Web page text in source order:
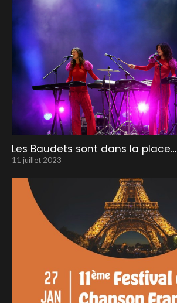
Les Baudets sont dans la place…
11 juillet 2023